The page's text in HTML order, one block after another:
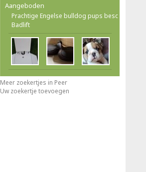
Aangeboden
Prachtige Engelse bulldog pups besc
Badlift
Meer zoekertjes in Peer
Uw zoekertje toevoegen